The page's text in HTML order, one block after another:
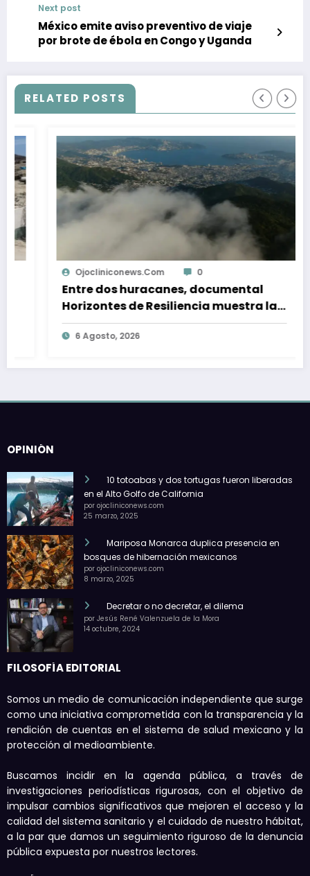
Next post
México emite aviso preventivo de viaje
por brote de ébola en Congo y Uganda
RELATED POSTS
Ojocliniconews.com
Entre dos huracanes, documental
Horizontes de Resiliencia muestra la
reconstrucción comunitaria de
Acapulco
6 Agosto, 2026
OPINIÓN
10 totoabas y dos tortugas fueron liberadas
en el Alto Golfo de California
por ojocliniconews.com
25 marzo, 2025
Mariposa Monarca duplica presencia en
bosques de hibernación mexicanos
por ojocliniconews.com
8 marzo, 2025
Decretar o no decretar, el dilema
por Jesús René Valenzuela de la Mora
14 octubre, 2024
FILOSOFÍA EDITORIAL
Somos un medio de comunicación independiente que surge
como una iniciativa comprometida con la transparencia y la
rendición de cuentas en el sistema de salud mexicano y la
protección al medioambiente.
Buscamos incidir en la agenda pública, a través de
investigaciones periodísticas rigurosas, con el objetivo de
impulsar cambios significativos que mejoren el acceso y la
calidad del sistema sanitario y el cuidado de nuestro hábitat,
a la par que damos un seguimiento riguroso de la denuncia
pública expuesta por nuestros lectores.